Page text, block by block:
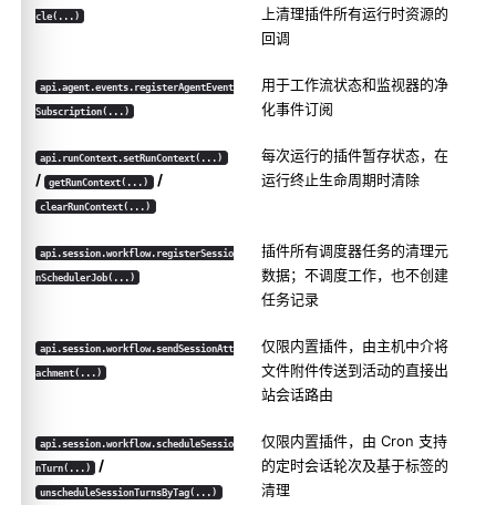
cle(...)
上清理插件所有运行时资源的
回调
api.agent.events.registerAgentEvent
Subscription(...)
用于工作流状态和监视器的净
化事件订阅
api.runContext.setRunContext(...)
/ getRunContext(...) /
clearRunContext(...)
每次运行的插件暂存状态，在
运行终止生命周期时清除
api.session.workflow.registerSessio
nSchedulerJob(...)
插件所有调度器任务的清理元
数据；不调度工作，也不创建
任务记录
api.session.workflow.sendSessionAtt
achment(...)
仅限内置插件，由主机中介将
文件附件传送到活动的直接出
站会话路由
api.session.workflow.scheduleSessio
nTurn(...) /
unscheduleSessionTurnsByTag(...)
仅限内置插件，由 Cron 支持
的定时会话轮次及基于标签的
清理